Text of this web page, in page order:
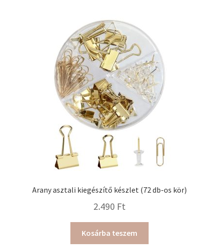
Arany asztali kiegészítő készlet (72 db-os kör)
2.490 Ft
Kosárba teszem